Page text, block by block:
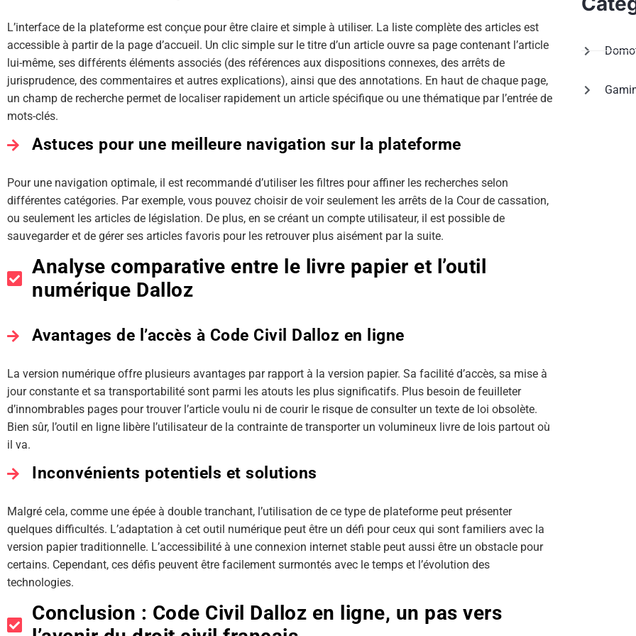
L’interface de la plateforme est conçue pour être claire et simple à utiliser. La liste complète des articles est
accessible à partir de la page d’accueil. Un clic simple sur le titre d’un article ouvre sa page contenant l’article
lui-même, ses différents éléments associés (des références aux dispositions connexes, des arrêts de
jurisprudence, des commentaires et autres explications), ainsi que des annotations. En haut de chaque page,
un champ de recherche permet de localiser rapidement un article spécifique ou une thématique par l’entrée de
mots-clés.
Astuces pour une meilleure navigation sur la plateforme
Pour une navigation optimale, il est recommandé d’utiliser les filtres pour affiner les recherches selon
différentes catégories. Par exemple, vous pouvez choisir de voir seulement les arrêts de la Cour de cassation,
ou seulement les articles de législation. De plus, en se créant un compte utilisateur, il est possible de
sauvegarder et de gérer ses articles favoris pour les retrouver plus aisément par la suite.
Analyse comparative entre le livre papier et l’outil
numérique Dalloz
Avantages de l’accès à Code Civil Dalloz en ligne
La version numérique offre plusieurs avantages par rapport à la version papier. Sa facilité d’accès, sa mise à
jour constante et sa transportabilité sont parmi les atouts les plus significatifs. Plus besoin de feuilleter
d’innombrables pages pour trouver l’article voulu ni de courir le risque de consulter un texte de loi obsolète.
Bien sûr, l’outil en ligne libère l’utilisateur de la contrainte de transporter un volumineux livre de lois partout où
il va.
Inconvénients potentiels et solutions
Malgré cela, comme une épée à double tranchant, l’utilisation de ce type de plateforme peut présenter
quelques difficultés. L’adaptation à cet outil numérique peut être un défi pour ceux qui sont familiers avec la
version papier traditionnelle. L’accessibilité à une connexion internet stable peut aussi être un obstacle pour
certains. Cependant, ces défis peuvent être facilement surmontés avec le temps et l’évolution des
technologies.
Conclusion : Code Civil Dalloz en ligne, un pas vers